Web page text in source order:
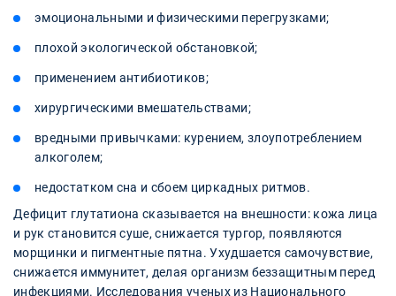
эмоциональными и физическими перегрузками;
плохой экологической обстановкой;
применением антибиотиков;
хирургическими вмешательствами;
вредными привычками: курением, злоупотреблением
алкоголем;
недостатком сна и сбоем циркадных ритмов.
Дефицит глутатиона сказывается на внешности: кожа лица
и рук становится суше, снижается тургор, появляются
морщинки и пигментные пятна. Ухудшается самочувствие,
снижается иммунитет, делая организм беззащитным перед
инфекциями. Исследования ученых из Национального